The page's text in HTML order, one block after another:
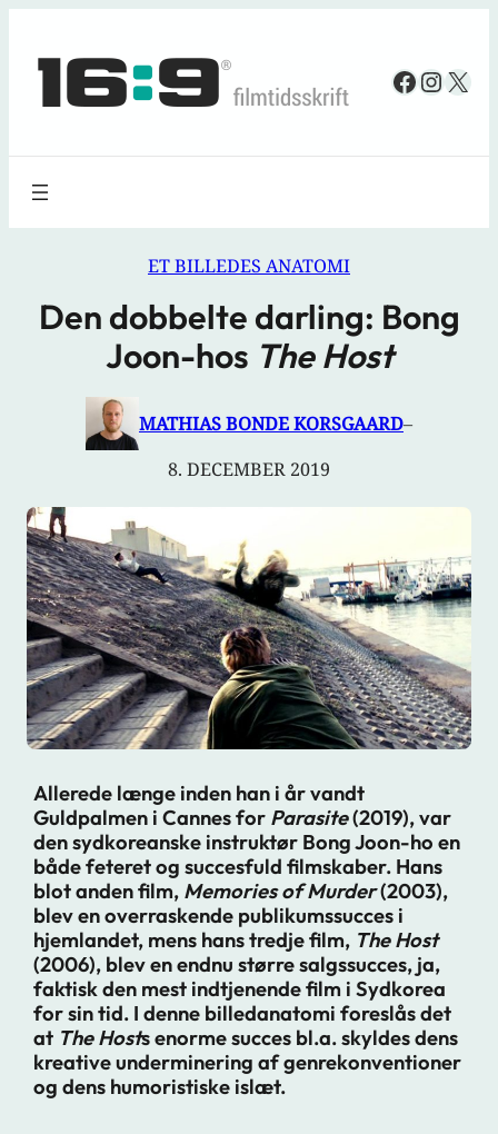
indhold
X
ET BILLEDES ANATOMI
Den dobbelte darling: Bong
Joon-hos The Host
MATHIAS BONDE KORSGAARD–
8. DECEMBER 2019
Allerede længe inden han i år vandt
Guldpalmen i Cannes for Parasite(2019), var
den sydkoreanske instruktør Bong Joon-ho en
både feteret og succesfuld filmskaber. Hans
blot anden film, Memories of Murder(2003),
blev en overraskende publikumssucces i
hjemlandet, mens hans tredje film, The Host
(2006), blev en endnu større salgssucces, ja,
faktisk den mest indtjenende film i Sydkorea
for sin tid. I denne billedanatomi foreslås det
at The Hosts enorme succes bl.a. skyldes dens
kreative underminering af genrekonventioner
og dens humoristiske islæt.